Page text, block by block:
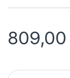
809,00
Apple iPhone 16